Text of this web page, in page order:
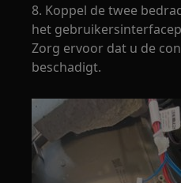
8. Koppel de twee
het
Zorg ervoor dat u de
beschadigt.